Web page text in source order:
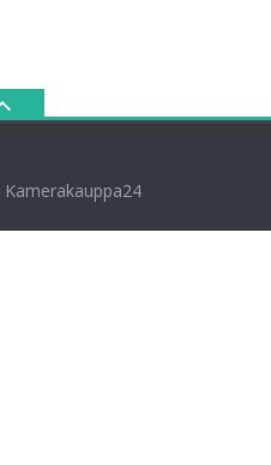
Kamerakauppa24